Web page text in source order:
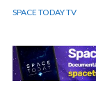
SPACE TODAY TV